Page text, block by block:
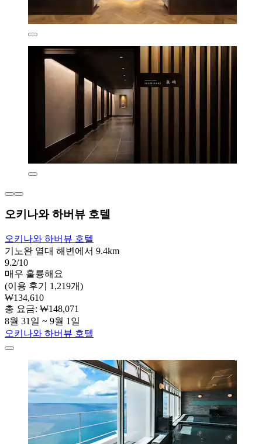
오키나와 하버뷰 호텔
오키나와 하버뷰 호텔
기노완 열대 해변에서 9.4km
9.2/10
매우 훌륭해요
(이용 후기 1,219개)
₩134,610
총 요금: ₩148,071
8월 31일 ~ 9월 1일
오키나와 하버뷰 호텔